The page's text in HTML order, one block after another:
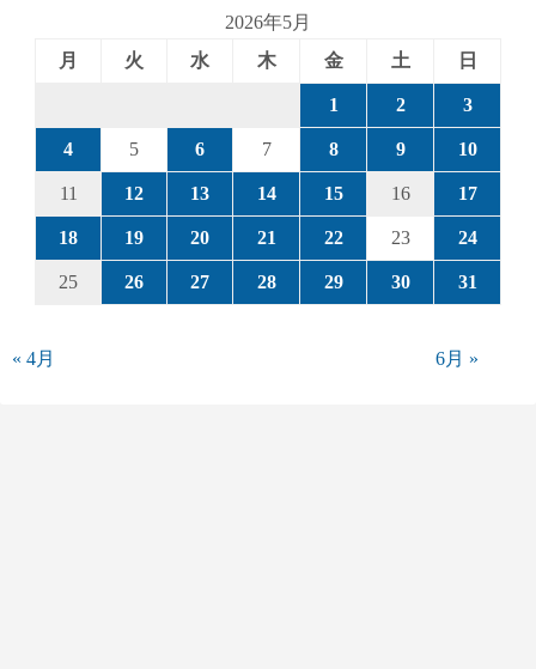
2026年5月
月
火 水 木 金 土 日
1 2 3
4 5 6 7 8 9 10
11 12 13 14 15 16 17
18 19 20 21 22 23 24
25 26 27 28 29 30 31
« 4月 6月 »